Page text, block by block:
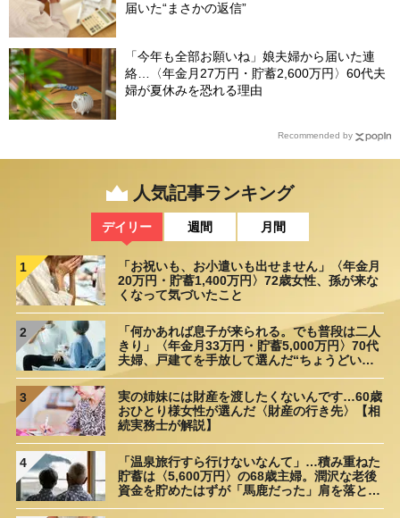
届いた“まさかの返信”
「今年も全部お願いね」娘夫婦から届いた連
絡…〈年金月27万円・貯蓄2,600万円〉60代夫
婦が夏休みを恐れる理由
Recommended by
人気記事ランキング
デイリー 週間 月間
1
「お祝いも、お小遣いも出せません」〈年金月
20万円・貯蓄1,400万円〉72歳女性、孫が来な
くなって気づいたこと
2
「何かあれば息子が来られる。でも普段は二人
きり」〈年金月33万円・貯蓄5,000万円〉70代
夫婦、戸建てを手放して選んだ“ちょうどいい
距離”
3
実の姉妹には財産を渡したくないんです…60歳
おひとり様女性が選んだ〈財産の行き先〉【相
続実務士が解説】
4
「温泉旅行すら行けないなんて」…積み重ねた
貯蓄は〈5,600万円〉の68歳主婦。潤沢な老後
資金を貯めたはずが「馬鹿だった」肩を落とす
理由